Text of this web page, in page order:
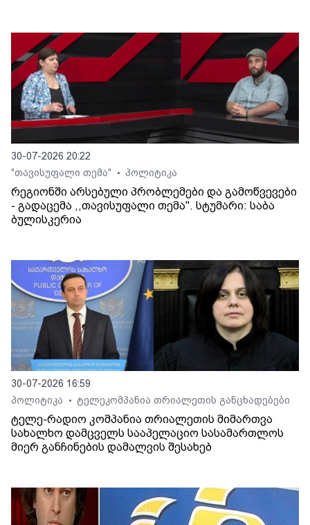
30-07-2026 20:22
"თავისუფალი თემა"
• პოლიტიკა
რეგიონში არსებული პრობლემები და გამოწვევები
- გადაცემა ,,თავისუფალი თემა". სტუმარი: საბა
ბულისკერია
30-07-2026 16:59
პოლიტიკა
• ტელეკომპანია თრიალეთის განცხადებები
ტელე-რადიო კომპანია თრიალეთის მიმართვა
სახალხო დამცველს სააპელაციო სასამართლოს
მიერ განჩინების დამალვის შესახებ